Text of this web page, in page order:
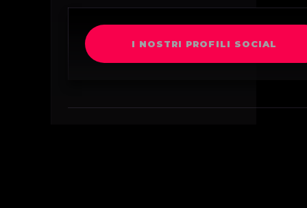
I NOSTRI PROFILI SOCIAL